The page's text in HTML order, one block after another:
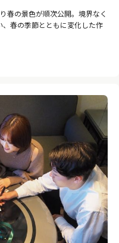
春の景色が順次公開。境界なく
春の季節とともに変化した作